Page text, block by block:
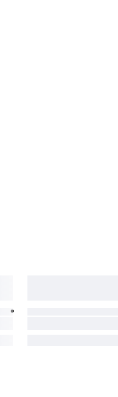
a defect at 1 o'clock.